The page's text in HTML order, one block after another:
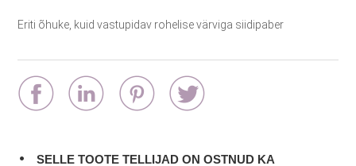
Eriti õhuke, kuid vastupidav rohelise värviga siidipaber
SELLE TOOTE TELLIJAD ON OSTNUD KA